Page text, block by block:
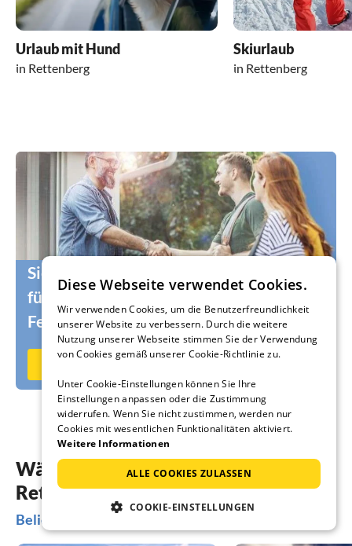
Urlaub mit Hund
in Rettenberg
Skiurlaub
in Rettenberg
Sie suchen noch die passenden Urlauber
für Ihr Ferienhaus oder Ihre
Ferienwohnung?
Jetzt auf Ferienhausmiete.de vermieten
Wählen Sie aus 23 Angeboten Ihre
Rettenberg-Ferienwohnung
Beliebte Regionen und Orte in Rettenberg
Diese Webseite verwendet Cookies.
Wir verwenden Cookies, um die Benutzerfreundlichkeit
unserer Website zu verbessern. Durch die weitere
Nutzung unserer Webseite stimmen Sie der Verwendung
von Cookies gemäß unserer Cookie-Richtlinie zu.
Unter Cookie-Einstellungen können Sie Ihre
Einstellungen anpassen oder die Zustimmung
widerrufen. Wenn Sie nicht zustimmen, werden nur
Cookies mit wesentlichen Funktionalitäten aktiviert.
Weitere Informationen
ALLE COOKIES ZULASSEN
COOKIE-EINSTELLUNGEN